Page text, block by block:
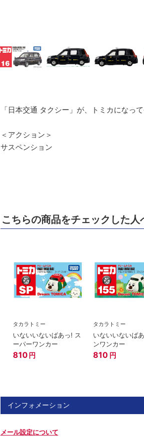
「日本交通 タクシー」が、トミカになって
＜アクション＞
サスペンション
こちらの商品をチェックした人
タカラトミー
いないいないばあっ! ス
ーパーワンカー
810 円
タカラトミー
いないいないば
ンワンカー
810 円
インフォメーション
メール設定について